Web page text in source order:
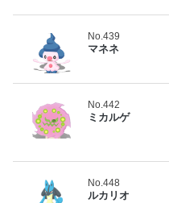
No.439
マネネ
No.442
ミカルゲ
No.448
ルカリオ